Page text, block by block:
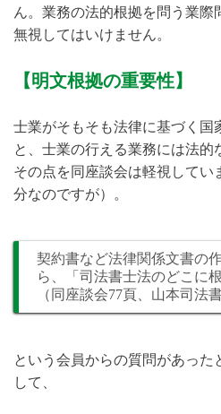
ん。業務の法的根拠を問う業際
無視してはいけません。
【明文根拠の重要性】
士業がそもそも法律に基づく国
と、士業の行える業務には法的
その点を同座談会は軽視してい
分なのですが）。
契約書など法律関係文書の
ら、「司法書士法のどこに
（同座談会77頁、山本司法
という会員からの質問があった
して、